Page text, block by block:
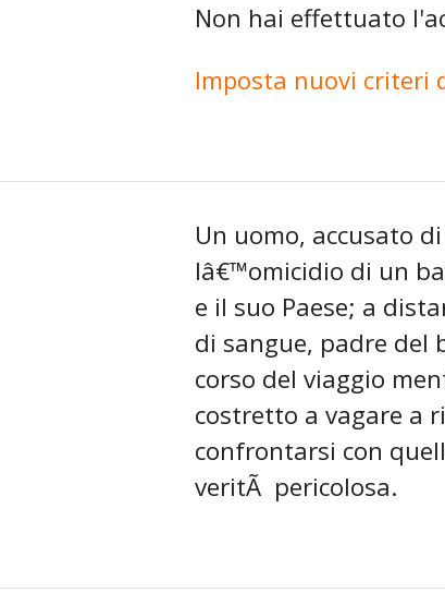
Non hai effettuato
Imposta nuovi criteri
Un uomo, accusato
lâ€™omicidio di un
e il suo Paese; a
di sangue, padre del
corso del viaggio
costretto a vagare a
confrontarsi con
veritÃ pericolosa.